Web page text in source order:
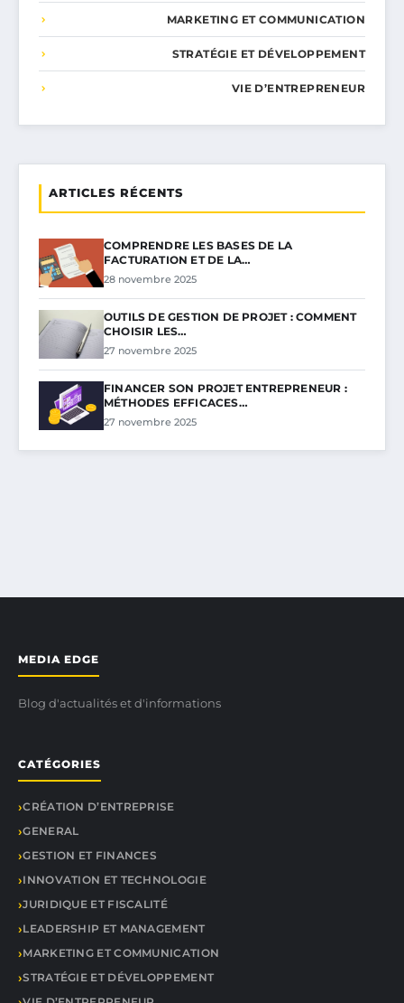
MARKETING ET COMMUNICATION
STRATÉGIE ET DÉVELOPPEMENT
VIE D’ENTREPRENEUR
ARTICLES RÉCENTS
COMPRENDRE LES BASES DE LA
FACTURATION ET DE LA…
28 novembre 2025
OUTILS DE GESTION DE PROJET : COMMENT
CHOISIR LES…
27 novembre 2025
FINANCER SON PROJET ENTREPRENEUR :
MÉTHODES EFFICACES…
27 novembre 2025
MEDIA EDGE
Blog d'actualités et d'informations
CATÉGORIES
CRÉATION D’ENTREPRISE
GENERAL
GESTION ET FINANCES
INNOVATION ET TECHNOLOGIE
JURIDIQUE ET FISCALITÉ
LEADERSHIP ET MANAGEMENT
MARKETING ET COMMUNICATION
STRATÉGIE ET DÉVELOPPEMENT